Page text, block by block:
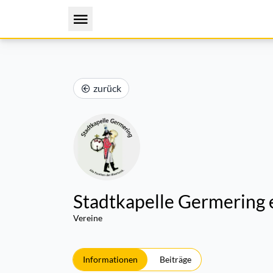
zurück
Stadtkapelle Germering
Vereine
Informationen Beiträge